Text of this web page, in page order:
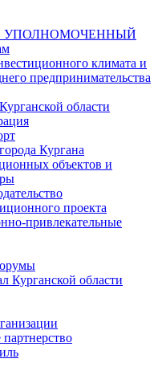
климата и
предпринимательства
области
Кургана
объектов и
проекта
привлекательные
Курганской области